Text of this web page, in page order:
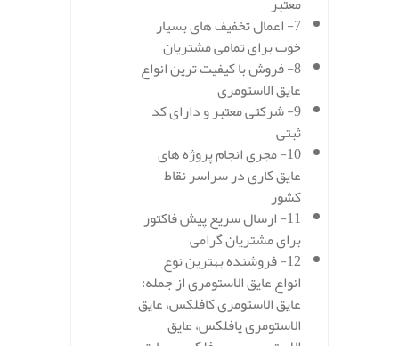
7- اعمال تخفیف های بسیار
خوب برای تمامی مشتریان
8- فروش با کیفیت ترین انواع
عایق الاستومری
9- شرکتی معتبر و دارای کد
ثبتی
10- مجری انجام پروژه های
عایق کاری در سراسر نقاط
کشور
11- ارسال سریع پیش فاکتور
برای مشتریان گرامی
12- فروشنده بهترین نوع
انواع عایق الاستومری از جمله:
عایق الاستومری کافلکس، عایق
الاستومری پافلکس، عایق